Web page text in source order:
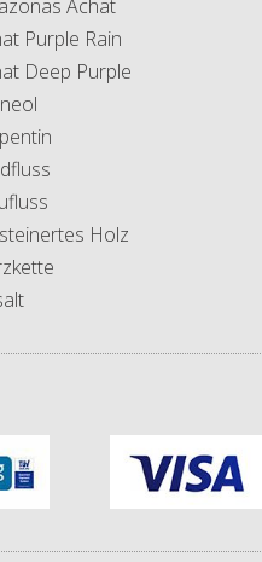
Achat
Purple Rain
Deep Purple
Holz